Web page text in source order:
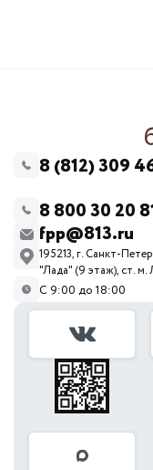
8 (812) 309
8 800 30 20
fpp@813.ru
195213, г. Санкт-
"Лада" (9 этаж), ст. м.
С 9:00 до 18:00